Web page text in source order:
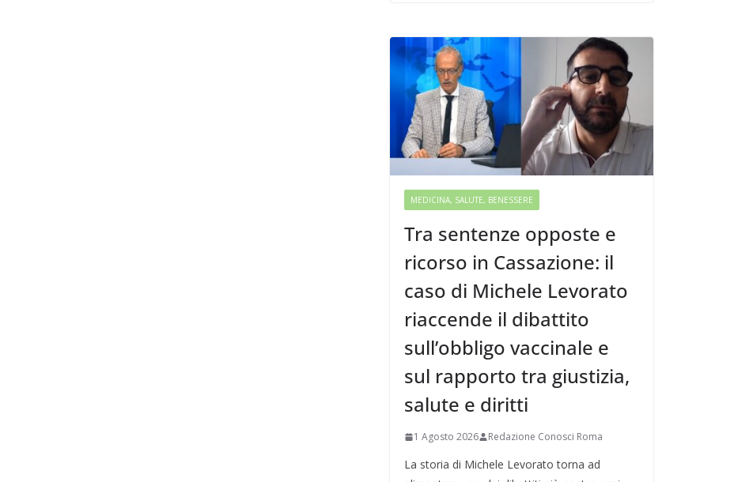
MEDICINA, SALUTE, BENESSERE
Tra sentenze opposte e
ricorso in Cassazione: il
caso di Michele Levorato
riaccende il dibattito
sull’obbligo vaccinale e
sul rapporto tra giustizia,
salute e diritti
1 Agosto 2026 Redazione Conosci Roma
La storia di Michele Levorato torna ad